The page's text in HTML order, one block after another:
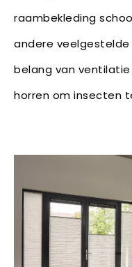
raambekleding
andere
belang van
horren om insecten